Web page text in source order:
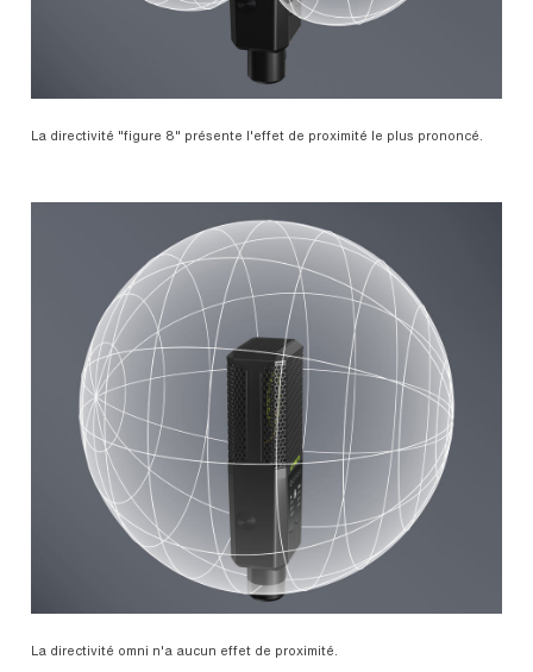
La directivité "figure 8" présente l'effet de proximité le plus prononcé.
La directivité omni n'a aucun effet de proximité.